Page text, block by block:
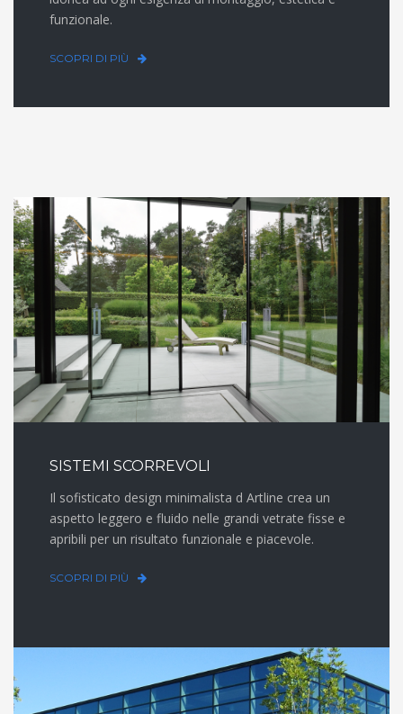
funzionale.
SCOPRI DI PIÙ
SISTEMI SCORREVOLI
Il sofisticato design minimalista d Artline crea un
aspetto leggero e fluido nelle grandi vetrate fisse e
apribili per un risultato funzionale e piacevole.
SCOPRI DI PIÙ